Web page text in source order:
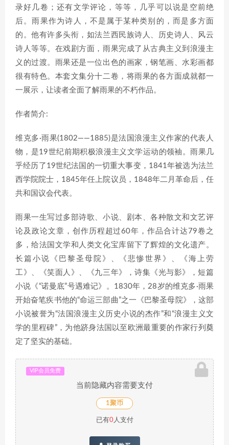
录好几卷；还有文学评论，等等，几乎可以说是空前绝
后。雨果作为诗人，不是属于某种类别的，而是多方面
的。他有许多头衔，如法兰西民族诗人、历史诗人、风云
诗人等等。在戏剧方面，雨果完成了从古典主义到浪漫主
义的过渡。雨果还是一位出色的画家，钢笔画、水彩画都
很有特色。本套文集分十二卷，将雨果的各方面成就都一
一展示，让读者全面了解雨果的不朽作品。
作者简介:
维克多·雨果(1802——1885)是法国浪漫主义作家的代表人
物，是19世纪前期积极浪漫主义文学运动的领袖。雨果几
乎经历了19世纪法国的一切重大事变，1841年被选为法兰
西学院院士，1845年任上院议员，1848年二月革命后，任
共和国议会代表。
雨果一生写过多部诗歌、小说、剧本、各种散文和文艺评
论及政论文章，创作历程超过60年，作品合计达79卷之
多，给法国文学和人类文化宝库留下了辉煌的文化遗产。
长篇小说《巴黎圣母院》、《悲惨世界》、《海上劳
工》、《笑面人》、《九三年》，诗集《光与影》，短篇
小说《“诺曼底”号遇难记》。1830年，28岁的维克多·雨果
开始奋笔疾书他的“命运三部曲”之一《巴黎圣母院》，这部
小说被誉为“法国浪漫主义历史小说的杰作”和“浪漫主义文
学的里程碑”，为他跻身法国以至欧洲最重要的作家行列奠
定了坚实的基础。
VIP会员免费
当前隐藏内容需要支付
1聚币
已有0人支付